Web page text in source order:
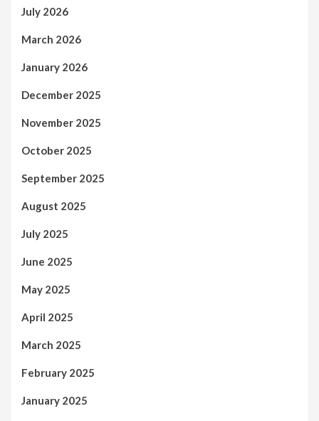
July 2026
March 2026
January 2026
December 2025
November 2025
October 2025
September 2025
August 2025
July 2025
June 2025
May 2025
April 2025
March 2025
February 2025
January 2025